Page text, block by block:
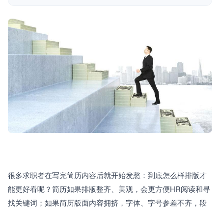
很多求职者在写完简历内容后就开始发愁：到底怎么样排版才
能更好看呢？简历如果排版整齐、美观，会更方便HR阅读和寻
找关键词；如果简历版面内容拥挤，字体、字号参差不齐，段